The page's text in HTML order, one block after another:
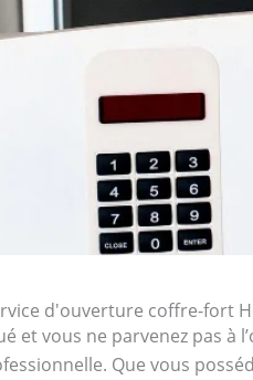
d'ouverture coffre-fort
et vous ne parvenez pas à
Que vous